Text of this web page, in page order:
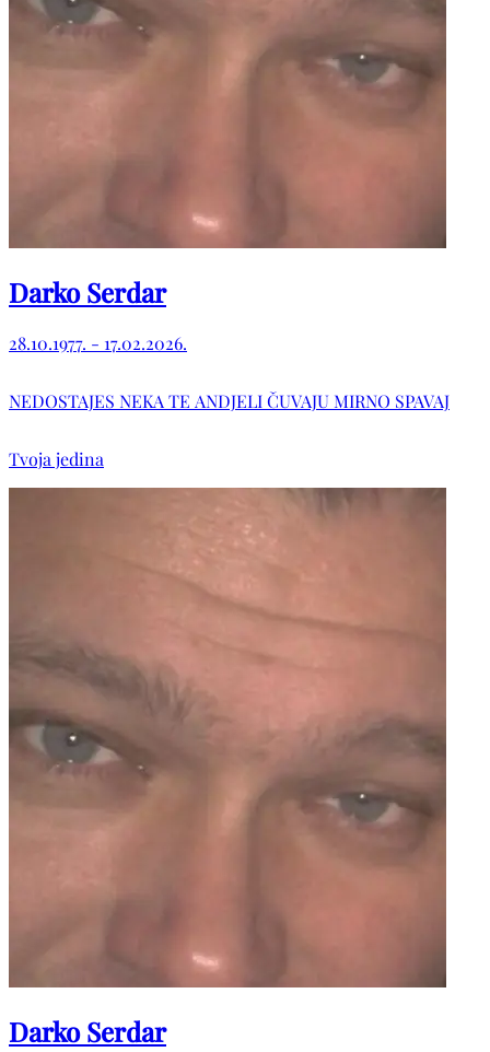
Darko Serdar
28.10.1977. - 17.02.2026.
NEDOSTAJES NEKA TE ANDJELI ČUVAJU MIRNO SPAVAJ
Tvoja jedina
Darko Serdar